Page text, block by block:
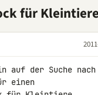
für Kleintiere
auf der Suche
einen